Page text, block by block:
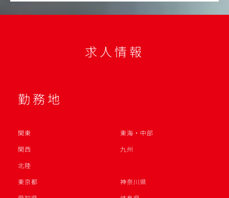
求人情報
勤務地
関東
東海・中部
関西
九州
北陸
東京都
神奈川県